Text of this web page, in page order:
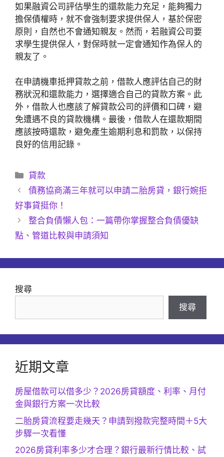
如果融資公司評估學生的還款能力充足，能夠獨力
擔保債權時，就不會強制要求提供保人，基於保密
原則，自然也不會通知親友。然而，若融資公司要
求學生提供保人，對保時就一定會通知作為保人的
親友了。
在申請機車抵押貸款之前，借款人應評估自己的財
務狀況和還款能力，選擇適合自己的貸款方案。此
外，借款人也應該了解貸款公司的評價和口碑，避
免遭遇不良的貸款機構。最後，借款人在還款期間
應該按時還款，避免產生逾期利息和罰款，以保持
良好的信用記錄。
分
類
貸款
債務協商滿三年就可以申請二胎房貸，銀行婉拒
好事貸挺你！
整合負債懶人包：一篇帶你掌握整合負債優缺
點、管道比較與申請須知
搜尋
搜尋
近期文章
房屋借款可以借多少？2026房貸額度、利率、月付
金與銀行方案一次比較
二胎房貸流程要走幾天？申請到撥款完整時間＋5大
步驟一次看懂
2026房貸利率多少才合理？銀行最新行情比較、試